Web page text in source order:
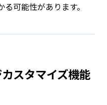
可能性があります。
スタマイズ機能